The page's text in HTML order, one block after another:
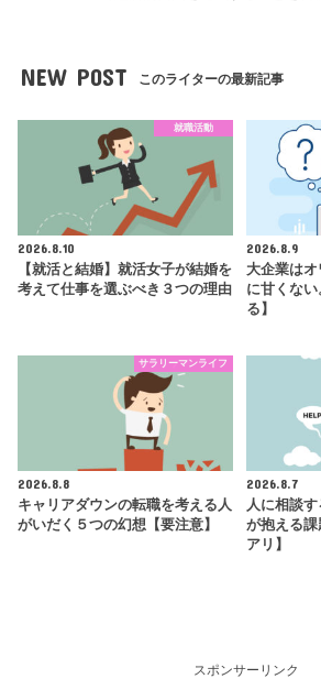
NEW POST このライターの最新記事
就職活動
2026.8.10
【就活と結婚】就活女子が結婚を
考えて仕事を選ぶべき３つの理由
2026.8.9
大企業は
に甘くな
る】
サラリーマンライフ
2026.8.8
キャリアダウンの転職を考える人
がいだく５つの幻想【要注意】
2026.8.7
人に相談
が抱える
アリ】
スポンサーリンク